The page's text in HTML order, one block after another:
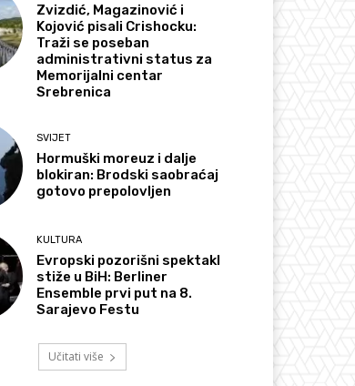
Zvizdić, Magazinović i
Kojović pisali Crishocku:
Traži se poseban
administrativni status za
Memorijalni centar
Srebrenica
SVIJET
Hormuški moreuz i dalje
blokiran: Brodski saobraćaj
gotovo prepolovljen
KULTURA
Evropski pozorišni spektakl
stiže u BiH: Berliner
Ensemble prvi put na 8.
Sarajevo Festu
Učitati više